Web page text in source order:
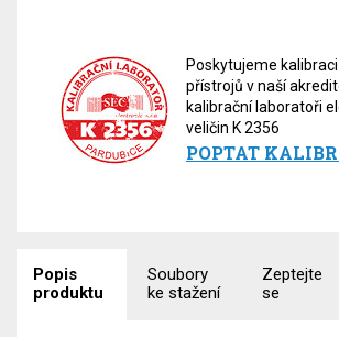
Poskytujeme
přístrojů v naší
kalibrační laboratoři
veličin K 2356
POPTAT
Popis
produktu
Soubory
ke stažení
Zeptejte
se